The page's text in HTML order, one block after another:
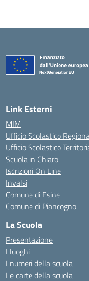
Link Esterni
MIM
Ufficio Scolastico
Ufficio Scolastico
Scuola in Chiaro
Iscrizioni On Line
Invalsi
Comune di Esine
Comune di Piancogno
La Scuola
Presentazione
I luoghi
I numeri della scuola
Le carte della scuola